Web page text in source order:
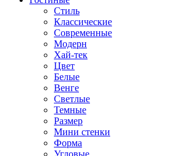
Стиль
Классические
Современные
Модерн
Хай-тек
Цвет
Белые
Венге
Светлые
Темные
Размер
Мини стенки
Форма
Угловые